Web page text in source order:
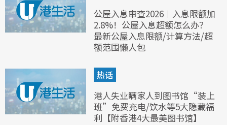
公屋入息审查2026︱入息限额加
2.8%！公屋入息超额怎么办？
最新公屋入息限额/计算方法/超
额范围懒人包
热话
港人失业瞒家人到图书馆“装上
班”免费充电/饮水等5大隐藏福
利【附香港4大最美图书馆】